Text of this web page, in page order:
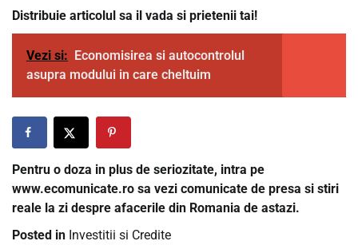
Distribuie articolul sa il vada si prietenii tai!
Vezi si: Economisirea si autocontrolul
asupra modului in care cheltuim
Pentru o doza in plus de seriozitate, intra pe
www.ecomunicate.ro sa vezi comunicate de presa si stiri
reale la zi despre afacerile din Romania de astazi.
Posted in Investitii si Credite